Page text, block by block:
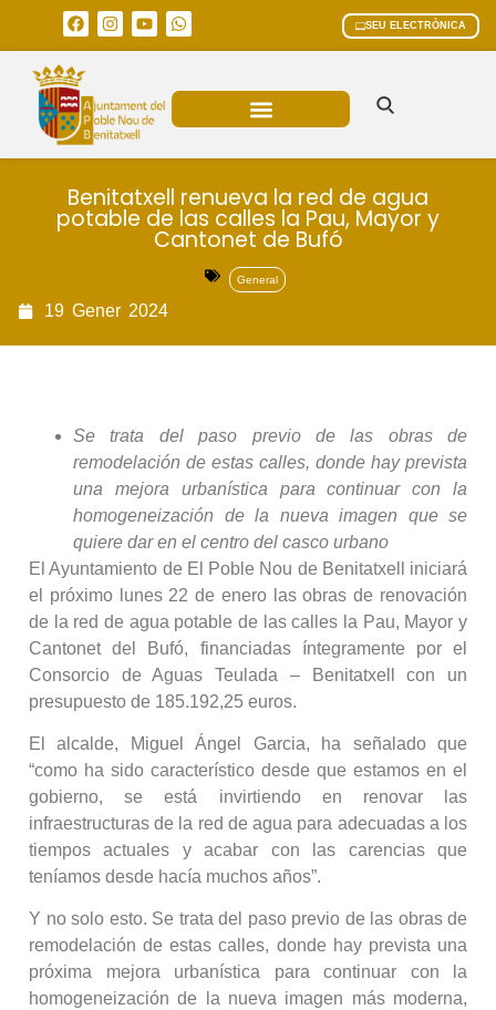
SEU ELECTRÒNICA
Benitatxell renueva la red de agua
potable de las calles la Pau, Mayor y
Cantonet de Bufó
General
19 Gener 2024
Se trata del paso previo de las obras de
remodelación de estas calles, donde hay prevista
una mejora urbanística para continuar con la
homogeneización de la nueva imagen que se
quiere dar en el centro del casco urbano
El Ayuntamiento de El Poble Nou de Benitatxell iniciará
el próximo lunes 22 de enero las obras de renovación
de la red de agua potable de las calles la Pau, Mayor y
Cantonet del Bufó, financiadas íntegramente por el
Consorcio de Aguas Teulada – Benitatxell con un
presupuesto de 185.192,25 euros.
El alcalde, Miguel Ángel Garcia, ha señalado que
“como ha sido característico desde que estamos en el
gobierno, se está invirtiendo en renovar las
infraestructuras de la red de agua para adecuadas a los
tiempos actuales y acabar con las carencias que
teníamos desde hacía muchos años”.
Y no solo esto. Se trata del paso previo de las obras de
remodelación de estas calles, donde hay prevista una
próxima mejora urbanística para continuar con la
homogeneización de la nueva imagen más moderna,